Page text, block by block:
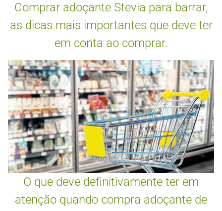
Comprar adoçante Stevia para barrar,
as dicas mais importantes que deve ter
em conta ao comprar.
O que deve definitivamente ter em
atenção quando compra adoçante de